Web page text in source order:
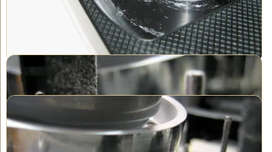
Wir können dies jedoch wahrscheinlich reparieren – Kosten:
$35,00 pro Band. (Für mehr als sechs Bänder beträgt der Preis
Innenansicht – Nahaufnahme der durch alternde Bänder
verursachten Pulveransammlung
Letztendlich muss das Gerät zum Reinigen ausgegeben werden,
denn diese langen Wattestäbchen, getränkt in Isopropylalkohol,
reichen nur als "Notlösung" für eine gewisse Zeit.